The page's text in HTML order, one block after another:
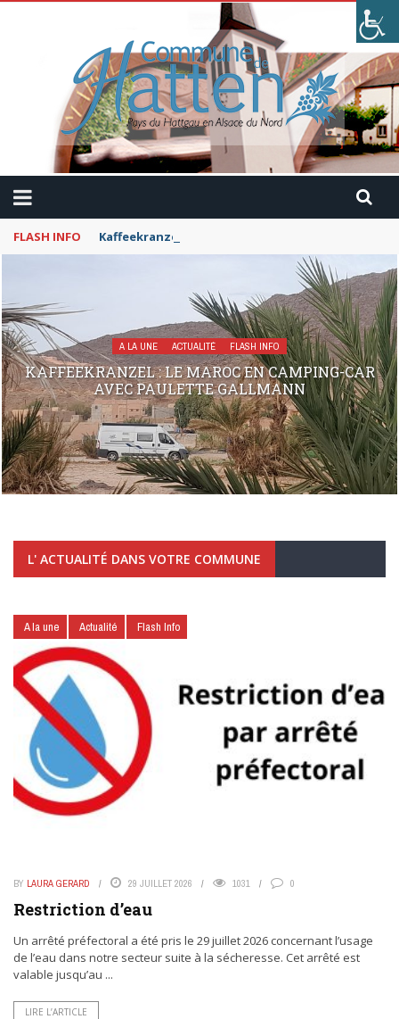
FLASH INFO Kaffeekranzel : Le Maroc en camping-car avec
A LA UNE ACTUALITÉ FLASH INFO
KAFFEEKRANZEL : LE MAROC EN CAMPING-CAR
AVEC PAULETTE GALLMANN
L' ACTUALITÉ DANS VOTRE COMMUNE
A la une Actualité Flash Info
BY LAURA GERARD 29 JUILLET 2026 1031 0
Restriction d’eau
Un arrêté préfectoral a été pris le 29 juillet 2026 concernant l’usage
de l’eau dans notre secteur suite à la sécheresse. Cet arrêté est
valable jusqu’au ...
LIRE L’ARTICLE